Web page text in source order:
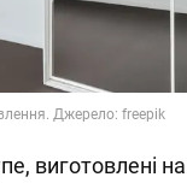
Джерело: freepik
виготовлені